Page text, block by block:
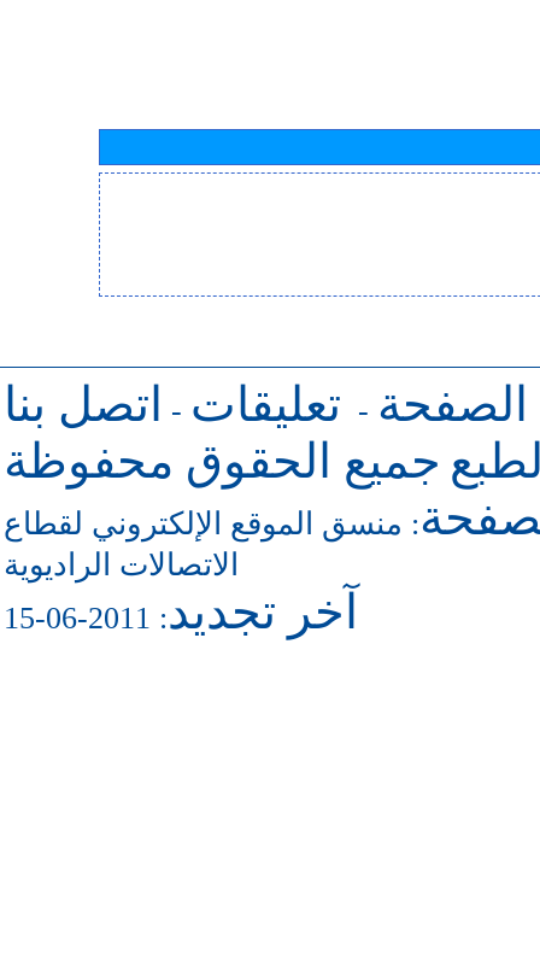
الصفحة - تعليقات -
اتصل بنا
جميع الحقوق محفوظة
: منسق الموقع الإلكتروني لقطاع
الاتصالات الراديوية
آخر تجديد: 2011-06-15